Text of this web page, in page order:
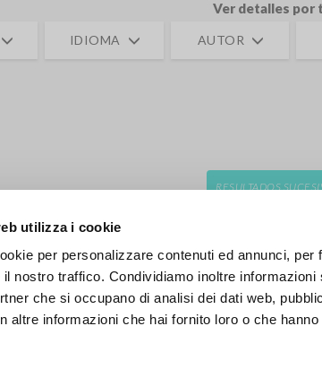
utilizza i cookie
per personalizzare contenuti ed annunci, per
il nostro traffico. Condividiamo inoltre
che si occupano di analisi dei dati web,
altre informazioni che hai fornito loro o che
Ver detalles por
IDIOMA AUTOR
RESULTADOS